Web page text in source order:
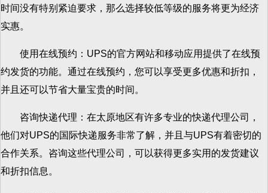
时间没有特别紧迫要求，那么选择较低等级的服务将更为经济
实惠。
使用在线预约：UPS的官方网站和移动应用提供了在线预
约发货的功能。通过在线预约，您可以享受更多优惠和折扣，
并且还可以节省大量宝贵的时间。
咨询快递代理：在太原地区有许多专业的快递代理公司，
他们对UPS的国际快递服务非常了解，并且与UPS有着密切的
合作关系。咨询这些代理公司，可以获得更多实用的发货建议
和折扣信息。